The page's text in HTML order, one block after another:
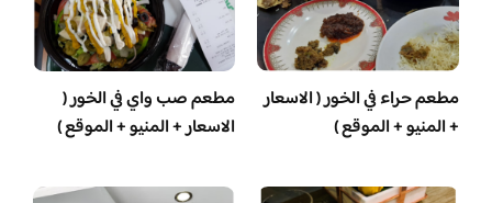
مطعم حراء في الخور ( الاسعار
+ المنيو + الموقع )
مطعم صب واي في الخور (
الاسعار + المنيو + الموقع )